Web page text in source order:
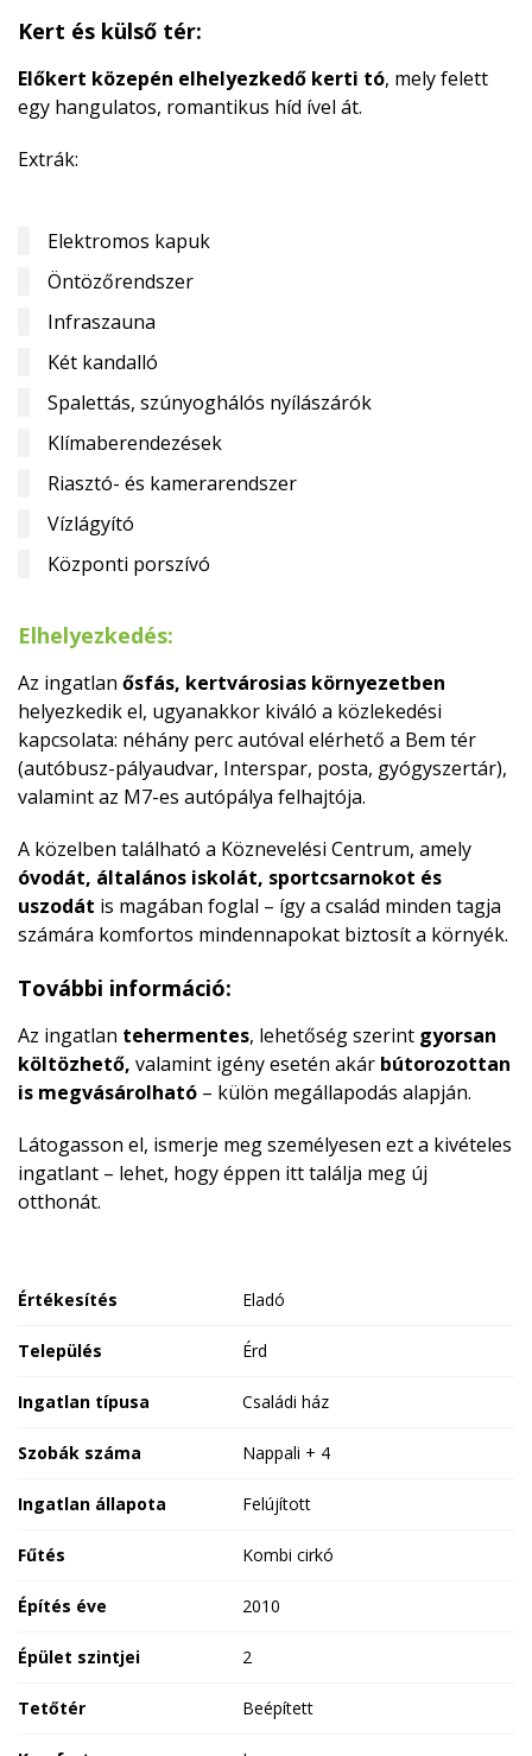
Kert és külső tér:
Előkert közepén elhelyezkedő kerti tó, mely felett
egy hangulatos, romantikus híd ível át.
Extrák:
Elektromos kapuk
Öntözőrendszer
Infraszauna
Két kandalló
Spalettás, szúnyoghálós nyílászárók
Klímaberendezések
Riasztó- és kamerarendszer
Vízlágyító
Központi porszívó
Elhelyezkedés:
Az ingatlan ősfás, kertvárosias környezetben
helyezkedik el, ugyanakkor kiváló a közlekedési
kapcsolata: néhány perc autóval elérhető a Bem tér
(autóbusz-pályaudvar, Interspar, posta, gyógyszertár),
valamint az M7-es autópálya felhajtója.
A közelben található a Köznevelési Centrum, amely
óvodát, általános iskolát, sportcsarnokot és
uszodát is magában foglal – így a család minden tagja
számára komfortos mindennapokat biztosít a környék.
További információ:
Az ingatlan tehermentes, lehetőség szerint gyorsan
költözhető, valamint igény esetén akár bútorozottan
is megvásárolható – külön megállapodás alapján.
Látogasson el, ismerje meg személyesen ezt a kivételes
ingatlant – lehet, hogy éppen itt találja meg új
otthonát.
Értékesítés Eladó
Település Érd
Ingatlan típusa Családi ház
Szobák száma Nappali + 4
Ingatlan állapota Felújított
Fűtés Kombi cirkó
Építés éve 2010
Épület szintjei 2
Tetőtér Beépített